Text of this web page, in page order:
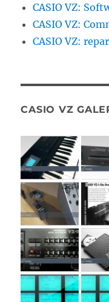
CASIO VZ:
CASIO VZ:
CASIO VZ:
CASIO VZ